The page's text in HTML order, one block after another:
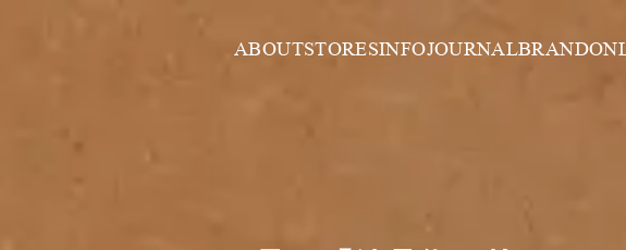
ABOUTSTORESINFOJOURNALBRAND